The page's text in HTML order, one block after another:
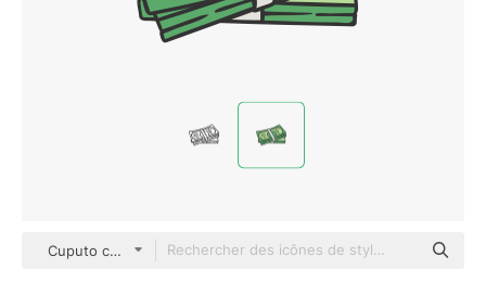
Cuputo color hand-drawn